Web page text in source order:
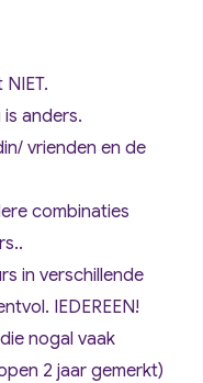
is anders.
vrienden en de
combinaties
in verschillende
IEDEREEN!
nogal vaak
2 jaar gemerkt)